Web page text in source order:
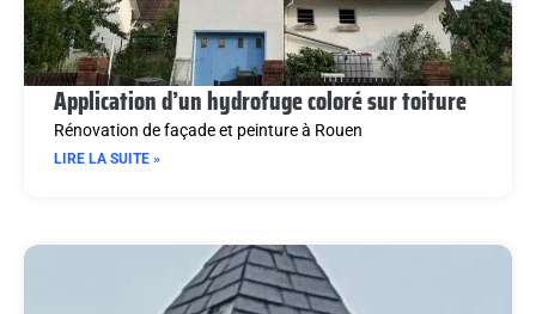
Application d’un hydrofuge coloré sur toiture
Rénovation de façade et peinture à Rouen
LIRE LA SUITE »